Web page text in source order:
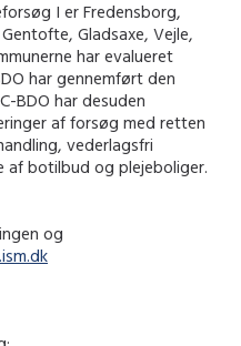
I er Fredensborg,
Gladsaxe, Vejle,
har evalueret
har gennemført den
BDO har desuden
af forsøg med retten
vederlagsfri
botilbud og plejeboliger.
og